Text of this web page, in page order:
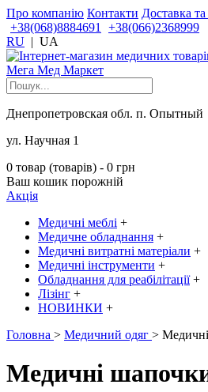
Про компанію Контакти Доставка
+38(068)8884691
+38(066)2368999
RU | UA
Днепропетровская обл. п. Опытный
ул. Научная 1
0 товар (товарів) - 0 грн
Ваш кошик порожній
Акція
Медичні меблі +
Медичне обладнання +
Медичні витратні матеріали +
Медичні інструменти +
Обладнання для реабілітації +
Лізінг +
НОВИНКИ +
Головна > Медичний одяг >
Медичні